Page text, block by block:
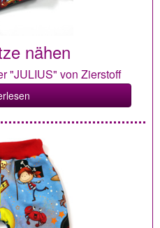
nähen
"JULIUS" von Zierstoff